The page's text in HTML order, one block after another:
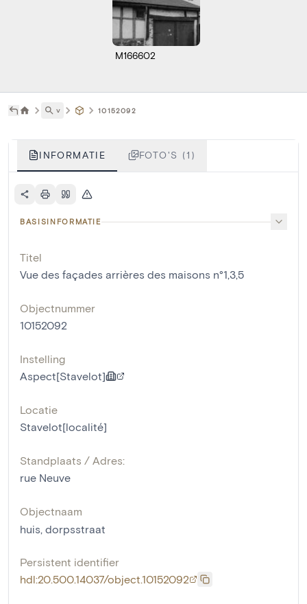
M166602
˅ 10152092
INFORMATIE FOTO'S (1)
BASISINFORMATIE
Titel
Vue des façades arrières des maisons n°1,3,5
Objectnummer
10152092
Instelling
Aspect[Stavelot]
Locatie
Stavelot[localité]
Standplaats / Adres:
rue Neuve
Objectnaam
huis, dorpsstraat
Persistent identifier
hdl:20.500.14037/object.10152092